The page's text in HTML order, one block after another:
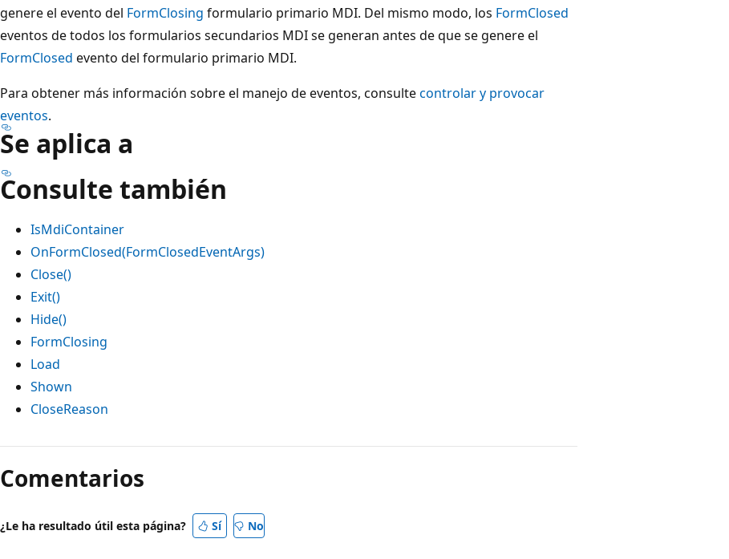
genere el evento del FormClosing formulario primario MDI. Del mismo modo, los FormClosed
eventos de todos los formularios secundarios MDI se generan antes de que se genere el
FormClosed evento del formulario primario MDI.
Para obtener más información sobre el manejo de eventos, consultecontrolar y provocar
eventos.
Se aplica a
Consulte también
IsMdiContainer
OnFormClosed(FormClosedEventArgs)
Close()
Exit()
Hide()
FormClosing
Load
Shown
CloseReason
Modo
de
lectura
Comentarios
¿Le ha resultado útil esta página? Sí No